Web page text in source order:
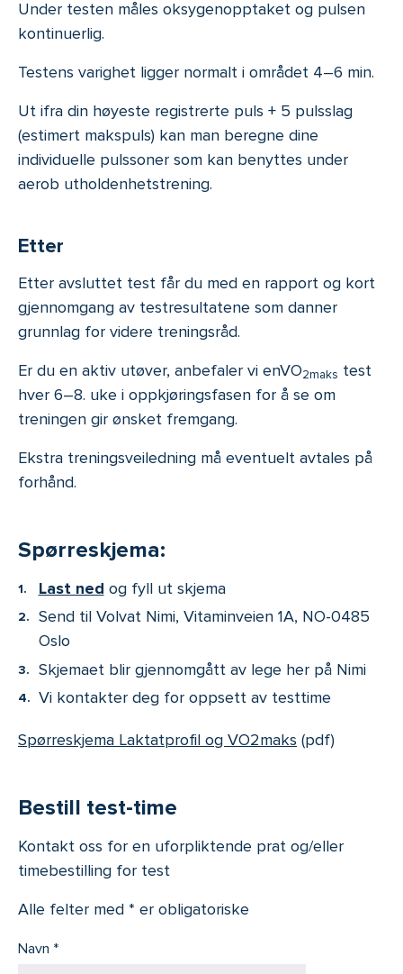
Under testen måles oksygenopptaket og pulsen
kontinuerlig.
Testens varighet ligger normalt i området 4–6 min.
Ut ifra din høyeste registrerte puls + 5 pulsslag
(estimert makspuls) kan man beregne dine
individuelle pulssoner som kan benyttes under
aerob utholdenhetstrening.
Etter
Etter avsluttet test får du med en rapport og kort
gjennomgang av testresultatene som danner
grunnlag for videre treningsråd.
Er du en aktiv utøver, anbefaler vi enVO2maks test
hver 6–8. uke i oppkjøringsfasen for å se om
treningen gir ønsket fremgang.
Ekstra treningsveiledning må eventuelt avtales på
forhånd.
Spørreskjema:
Last ned og fyll ut skjema
Send til Volvat Nimi, Vitaminveien 1A, NO-0485
Oslo
Skjemaet blir gjennomgått av lege her på Nimi
Vi kontakter deg for oppsett av testtime
Spørreskjema Laktatprofil og VO2maks (pdf)
Bestill test-time
Kontakt oss for en uforpliktende prat og/eller
timebestilling for test
Alle felter med * er obligatoriske
Navn